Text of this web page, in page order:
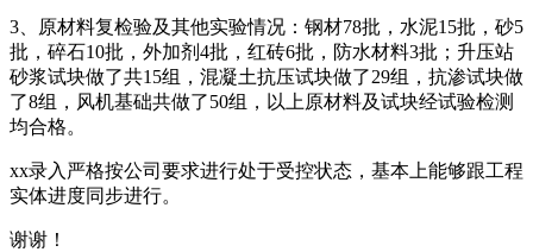
3、原材料复检验及其他实验情况：钢材78批，水泥15批，砂5
批，碎石10批，外加剂4批，红砖6批，防水材料3批；升压站
砂浆试块做了共15组，混凝土抗压试块做了29组，抗渗试块做
了8组，风机基础共做了50组，以上原材料及试块经试验检测
均合格。
xx录入严格按公司要求进行处于受控状态，基本上能够跟工程
实体进度同步进行。
谢谢！